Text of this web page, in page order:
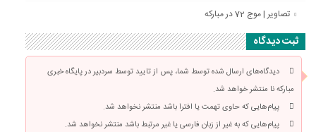
تصاویر | موج 72 در مبارکه
ثبت دیدگاه
دیدگاه‌های ارسال شده توسط شما، پس از تایید توسط سردبیر در پایگاه خبری
مبارکه نا منتشر خواهد شد.
پیام‌هایی که حاوی تهمت یا افترا باشد منتشر نخواهد شد.
پیام‌هایی که به غیر از زبان فارسی یا غیر مرتبط باشد منتشر نخواهد شد.